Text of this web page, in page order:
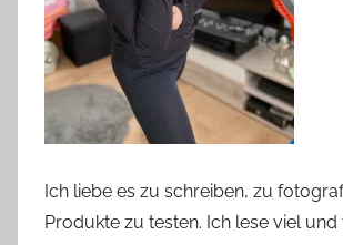
Ich liebe es zu schreiben, zu
Produkte zu testen. Ich lese viel und